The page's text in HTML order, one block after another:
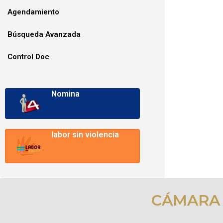
Agendamiento
Búsqueda Avanzada
Control Doc
Nomina
labor sin violencia